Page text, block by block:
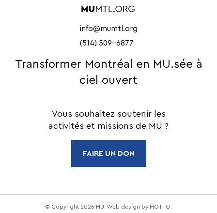
info@mumtl.org
(514) 509-6877
Transformer Montréal en MU.sée à
ciel ouvert
Vous souhaitez soutenir les
activités et missions de MU ?
FAIRE UN DON
© Copyright 2026 MU. Web design by MOTTO.